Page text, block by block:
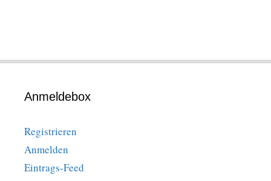
Anmeldebox
Registrieren
Anmelden
Eintrags-Feed